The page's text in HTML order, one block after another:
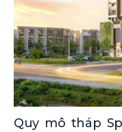
Quy mô tháp